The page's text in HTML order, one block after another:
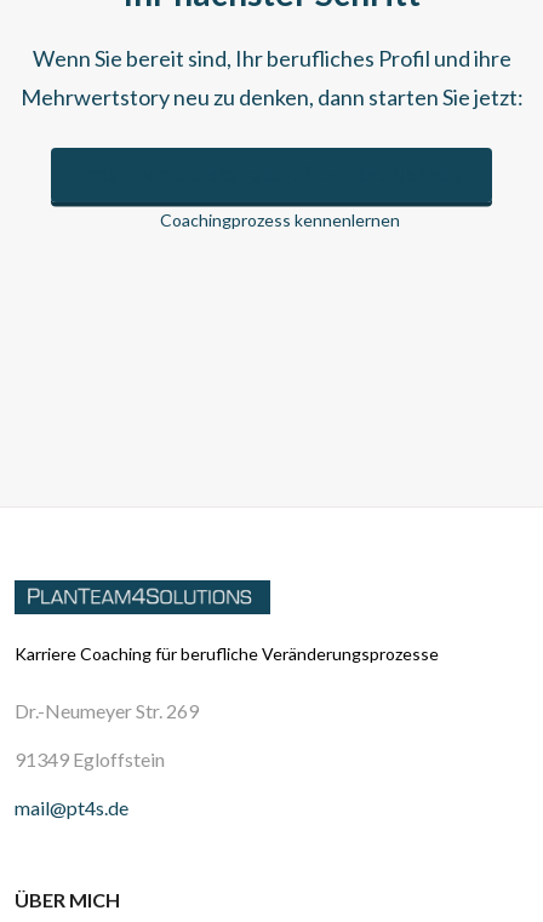
Wenn Sie bereit sind, Ihr berufliches Profil und ihre
Mehrwertstory neu zu denken, dann starten Sie jetzt:
Coachingprozess kennenlernen
Karriere Coaching für berufliche Veränderungsprozesse
Dr.-Neumeyer Str. 269
91349 Egloffstein
mail@pt4s.de
ÜBER MICH